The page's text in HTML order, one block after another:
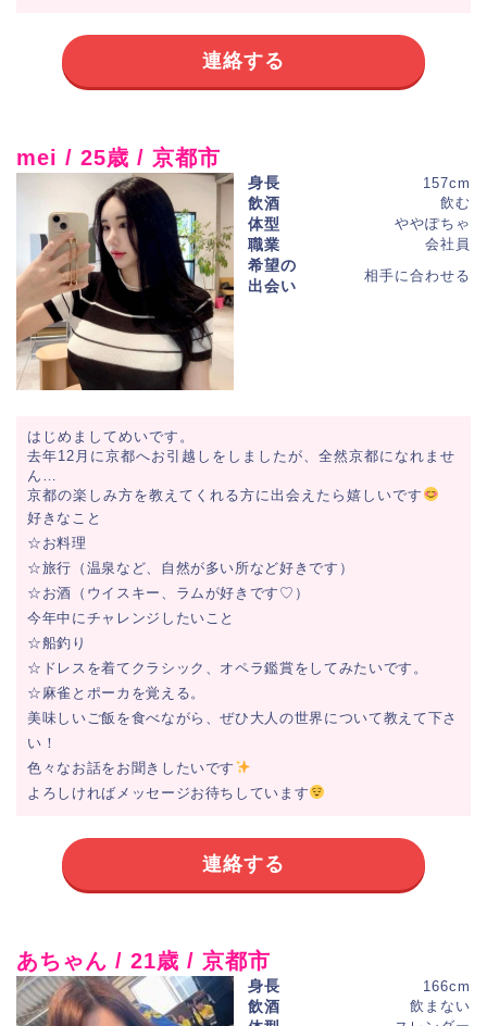
連絡する
mei / 25歳 / 京都市
身長 157cm
飲酒 飲む
体型 ややぽちゃ
職業 会社員
希望の
出会い
相手に合わせる
はじめましてめいです。
去年12月に京都へお引越しをしましたが、全然京都になれませ
ん…
京都の楽しみ方を教えてくれる方に出会えたら嬉しいです
好きなこと
☆お料理
☆旅行（温泉など、自然が多い所など好きです）
☆お酒（ウイスキー、ラムが好きです♡）
今年中にチャレンジしたいこと
☆船釣り
☆ドレスを着てクラシック、オペラ鑑賞をしてみたいです。
☆麻雀とポーカを覚える。
美味しいご飯を食べながら、ぜひ大人の世界について教えて下さ
い！
色々なお話をお聞きしたいです
よろしければメッセージお待ちしています
連絡する
あちゃん / 21歳 / 京都市
身長 166cm
飲酒 飲まない